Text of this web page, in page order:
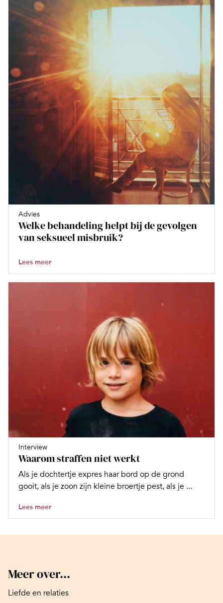
Advies
Welke behandeling helpt bij de gevolgen
van seksueel misbruik?
Lees meer
Interview
Waarom straffen niet werkt
Als je dochtertje expres haar bord op de grond
gooit, als je zoon zijn kleine broertje pest, als je ...
Lees meer
Meer over...
Liefde en relaties